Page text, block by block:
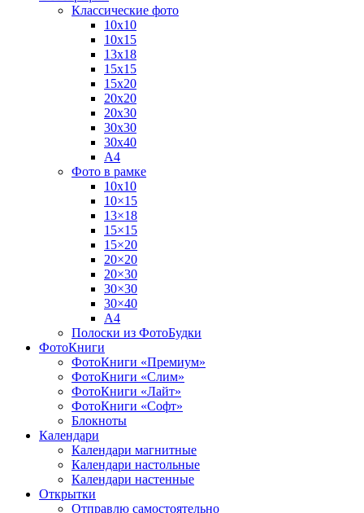
Классические фото
10х10
10х15
13х18
15х15
15х20
20х20
20х30
30х30
30х40
А4
Фото в рамке
10х10
10×15
13×18
15×15
15×20
20×20
20×30
30×30
30×40
A4
Полоски из ФотоБудки
ФотоКниги
ФотоКниги «Премиум»
ФотоКниги «Слим»
ФотоКниги «Лайт»
ФотоКниги «Софт»
Блокноты
Календари
Календари магнитные
Календари настольные
Календари настенные
Открытки
Отправлю самостоятельно